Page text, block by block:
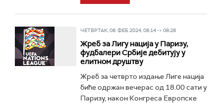
ЧЕТВРТАК, 08. ФЕБ 2024, 08:14 -> 08:28
Жреб за Лигу нација у Паризу,
фудбалери Србије дебитују у
елитном друштву
Жреб за четврто издање Лиге нација
биће одржан вечерас од 18.00 сати у
Паризу, након Конгреса Европске